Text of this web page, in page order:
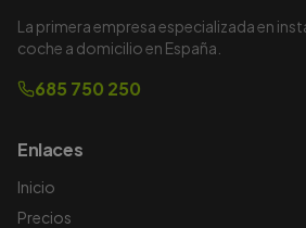
La primera empresa especializada en
coche a domicilio en España.
685 750 250
Enlaces
Inicio
Precios